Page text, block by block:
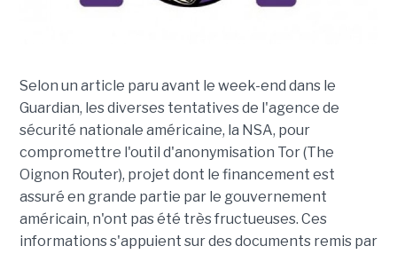
Selon un article paru avant le week-end dans le
Guardian, les diverses tentatives de l'agence de
sécurité nationale américaine, la NSA, pour
compromettre l'outil d'anonymisation Tor (The
Oignon Router), projet dont le financement est
assuré en grande partie par le gouvernement
américain, n'ont pas été très fructueuses. Ces
informations s'appuient sur des documents remis par